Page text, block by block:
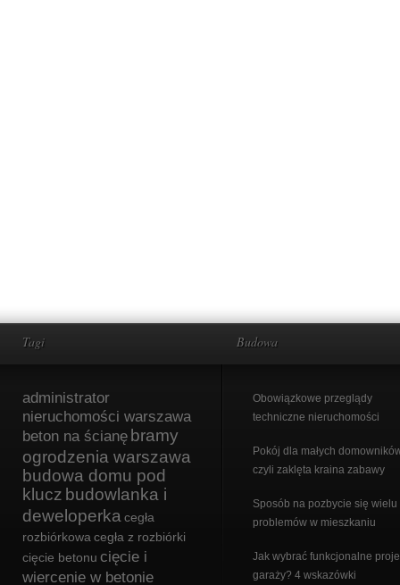
Tagi
administrator
nieruchomości warszawa
beton na ścianę bramy
ogrodzenia warszawa
budowa domu pod
klucz budowlanka i
deweloperka cegła
rozbiórkowa cegła z rozbiórki
cięcie betonu cięcie i
wiercenie w betonie
Budowa
Obowiązkowe przeglądy
techniczne nieruchomości
Pokój dla małych
czyli zaklęta kraina zabawy
Sposób na pozbycie się wielu
problemów w mieszkaniu
Jak wybrać funkcjonalne
garaży? 4 wskazówki